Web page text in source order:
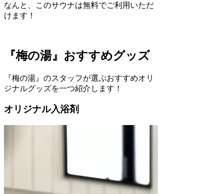
なんと、このサウナは無料でご利用いただ
けます！
『梅の湯』おすすめグッズ
『梅の湯』のスタッフが選ぶおすすめオリ
ジナルグッズを一つ紹介します！
オリジナル入浴剤